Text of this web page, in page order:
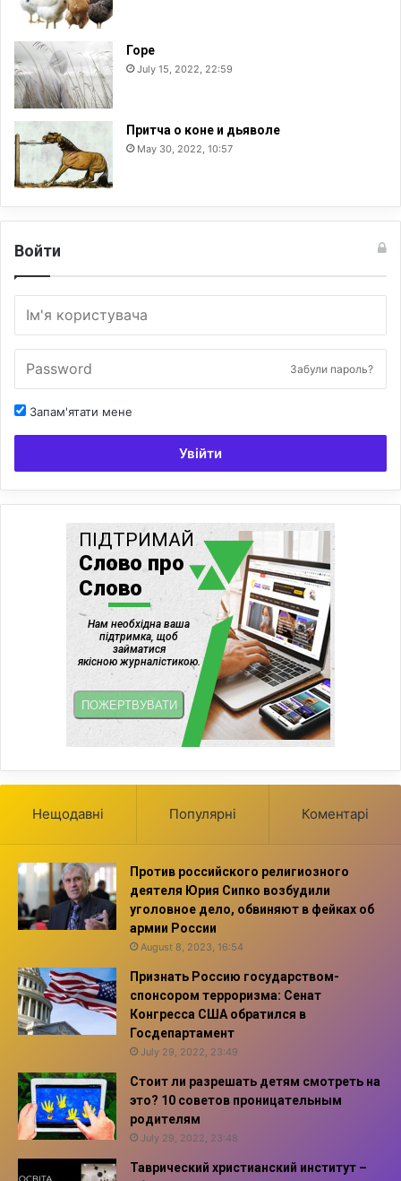
Горе
July 15, 2022, 22:59
Притча о коне и дьяволе
May 30, 2022, 10:57
Войти
Забули пароль?
Запам'ятати мене
Увійти
Нещодавні Популярні Коментарі
Против российского религиозного
деятеля Юрия Сипко возбудили
уголовное дело, обвиняют в фейках об
армии России
August 8, 2023, 16:54
Признать Россию государством-
спонсором терроризма: Сенат
Конгресса США обратился в
Госдепартамент
July 29, 2022, 23:49
Стоит ли разрешать детям смотреть на
это? 10 советов проницательным
родителям
July 29, 2022, 23:48
Таврический христианский институт –